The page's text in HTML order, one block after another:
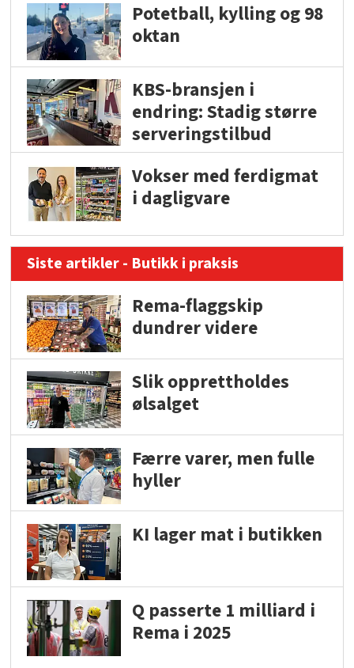
Potetball, kylling og 98
oktan
KBS-bransjen i
endring: Stadig større
serveringstilbud
Vokser med ferdigmat
i dagligvare
Siste artikler - Butikk i praksis
Rema-flaggskip
dundrer videre
Slik opprettholdes
ølsalget
Færre varer, men fulle
hyller
KI lager mat i butikken
Q passerte 1 milliard i
Rema i 2025